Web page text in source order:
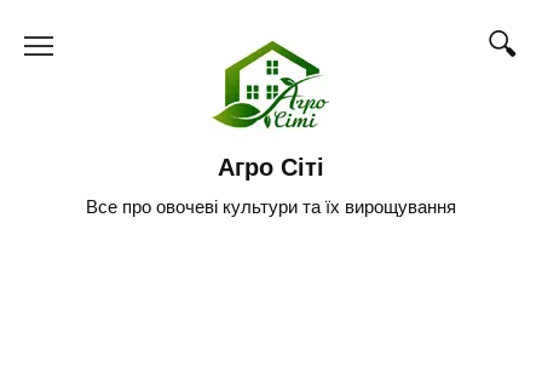
Агро Сіті
Все про овочеві культури та їх вирощування